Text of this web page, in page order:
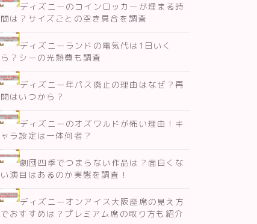
ディズニーのコインロッカーが埋まる時
間は？サイズごとの空き具合を調査
ディズニーランドの電気代は1日いく
ら？シーの光熱費も調査
ディズニー年パス廃止の理由はなぜ？再
開はいつから？
ディズニーのオズワルドが怖い理由！キ
ャラ設定は一体何者？
劇団四季でつまらない作品は？面白くな
い演目はあるのか実態を調査！
ディズニーオンアイス大阪座席の見え方
でおすすめは？プレミアム席の取り方も紹介